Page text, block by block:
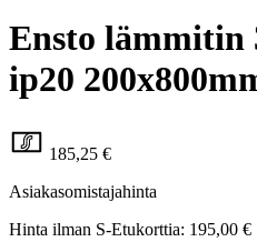
Ensto lämmitin
ip20
185,25 €
Asiakasomistajahinta
Hinta ilman S-Etukorttia: 195,00 €